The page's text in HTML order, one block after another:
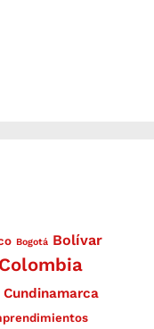
Bogotá Bolívar
Colombia
Cundinamarca